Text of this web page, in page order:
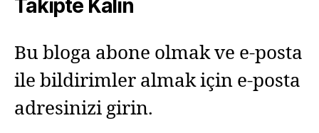
Takipte Kalın
Bu bloga abone olmak ve e-posta
ile bildirimler almak için e-posta
adresinizi girin.